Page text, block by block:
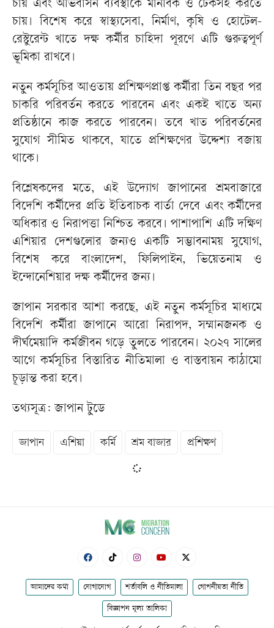
চায় এবং অভিবাসন ব্যবস্থাকে মানবিক ও টেকসই করতে
চায়। বিশেষ করে স্বাস্থ্যসেবা, নির্মাণ, কৃষি ও হোটেল-
রেস্টুরেন্ট খাতে দক্ষ কর্মীর চাহিদা পূরণে এটি গুরুত্বপূর্ণ
ভূমিকা রাখবে।
নতুন কর্মসূচির আওতায় প্রশিক্ষণপ্রাপ্ত কর্মীরা তিন বছর পর
চাকরি পরিবর্তন করতে পারবেন এবং একই খাতে অন্য
প্রতিষ্ঠানে কাজ করতে পারবেন। তবে খাত পরিবর্তনের
সুযোগ সীমিত থাকবে, যাতে প্রশিক্ষণের উদ্দেশ্য বজায়
থাকে।
বিশ্লেষকদের মতে, এই উদ্যোগ জাপানের শ্রমবাজারে
বিদেশি কর্মীদের প্রতি ইতিবাচক বার্তা দেবে এবং কর্মীদের
অধিকার ও নিরাপত্তা নিশ্চিত করবে। পাশাপাশি এটি দক্ষিণ
এশিয়ার দেশগুলোর জন্যও একটি সম্ভাবনাময় সুযোগ,
বিশেষ করে বাংলাদেশ, ফিলিপাইন, ভিয়েতনাম ও
ইন্দোনেশিয়ার দক্ষ কর্মীদের জন্য।
জাপান সরকার আশা করছে, এই নতুন কর্মসূচির মাধ্যমে
বিদেশি কর্মীরা জাপানে আরো নিরাপদ, সম্মানজনক ও
দীর্ঘমেয়াদি কর্মজীবন গড়ে তুলতে পারবেন। ২০২৭ সালের
আগে কর্মসূচির বিস্তারিত নীতিমালা ও বাস্তবায়ন কাঠামো
চূড়ান্ত করা হবে।
তথ্যসূত্র: জাপান টুডে
জাপান এশিয়া কর্মি শ্রম বাজার প্রশিক্ষণ
আমাদের কথা যোগাযোগ শর্তাবলি ও নীতিমালা গোপনীয়তা নীতি
বিজ্ঞাপন মূল্য তালিকা